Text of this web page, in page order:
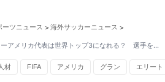
ーツニュース > 海外サッカーニュース >
ーアメリカ代表は世界トップ3になれる？ 選手を…
人材 FIFA アメリカ グラン エリート